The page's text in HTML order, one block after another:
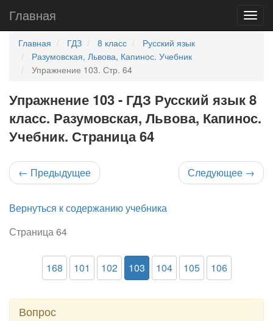
Главная
Главная ГДЗ 8 класс
Русский язык
Разумовская, Львова, Капинос. Учебник
Упражнение 103. Стр. 64
Упражнение 103 - ГДЗ Русский язык 8
класс. Разумовская, Львова, Капинос.
Учебник. Страница 64
← Предыдущее Следующее →
Вернуться к содержанию учебника
Страница 64
168 101 102 103 104 105 106
Вопрос